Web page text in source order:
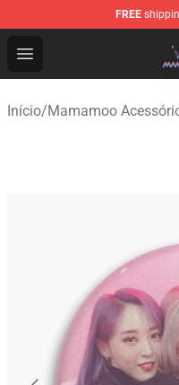
FREE
Open menu
Mamamoo Store -
Início/Mamamoo